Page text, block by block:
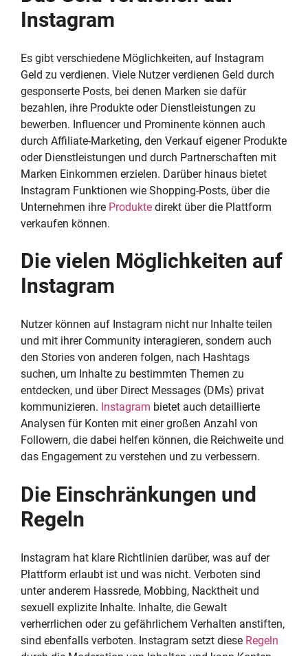
Instagram
Es gibt verschiedene Möglichkeiten, auf Instagram
Geld zu verdienen. Viele Nutzer verdienen Geld durch
gesponserte Posts, bei denen Marken sie dafür
bezahlen, ihre Produkte oder Dienstleistungen zu
bewerben. Influencer und Prominente können auch
durch Affiliate-Marketing, den Verkauf eigener Produkte
oder Dienstleistungen und durch Partnerschaften mit
Marken Einkommen erzielen. Darüber hinaus bietet
Instagram Funktionen wie Shopping-Posts, über die
Unternehmen ihre Produkte direkt über die Plattform
verkaufen können.
Die vielen Möglichkeiten auf
Instagram
Nutzer können auf Instagram nicht nur Inhalte teilen
und mit ihrer Community interagieren, sondern auch
den Stories von anderen folgen, nach Hashtags
suchen, um Inhalte zu bestimmten Themen zu
entdecken, und über Direct Messages (DMs) privat
kommunizieren. Instagram bietet auch detaillierte
Analysen für Konten mit einer großen Anzahl von
Followern, die dabei helfen können, die Reichweite und
das Engagement zu verstehen und zu verbessern.
Die Einschränkungen und
Regeln
Instagram hat klare Richtlinien darüber, was auf der
Plattform erlaubt ist und was nicht. Verboten sind
unter anderem Hassrede, Mobbing, Nacktheit und
sexuell explizite Inhalte. Inhalte, die Gewalt
verherrlichen oder zu gefährlichem Verhalten anstiften,
sind ebenfalls verboten. Instagram setzt diese Regeln